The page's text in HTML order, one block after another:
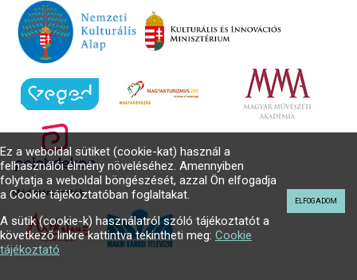
Médiatámogatók
Ez a weboldal sütiket (cookie-kat) használ a
felhasználói élmény növeléséhez. Amennyiben
folytatja a weboldal böngészését, azzal Ön elfogadja
a Cookie tájékoztatóban foglaltakat.
A sütik (cookie-k) használatról szóló tájékoztatót a
következő linkre kattintva tekintheti meg: Cookie
tájékoztató
ELFOGADOM